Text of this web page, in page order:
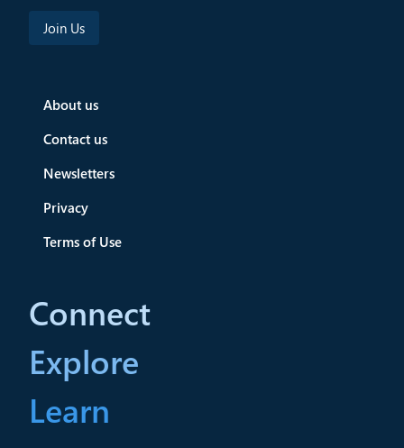
About us
Contact us
Newsletters
Privacy
Terms of Use
Connect
Explore
Learn